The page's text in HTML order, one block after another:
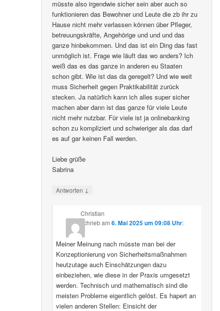
müsste also irgendwie sicher sein aber auch so
funktionieren das Bewohner und Leute die zb ihr zu
Hause nicht mehr verlassen können über Pfleger,
betreuungskräfte, Angehörige und und und das
ganze hinbekommen. Und das ist ein Ding das fast
unmöglich ist. Frage wie läuft das wo anders? Ich
weiß das es das ganze in anderen eu Staaten
schon gibt. Wie ist das da geregelt? Und wie weit
muss Sicherheit gegen Praktikabilität zurück
stecken. Ja natürlich kann ich alles super sicher
machen aber dann ist das ganze für viele Leute
nicht mehr nutzbar. Für viele ist ja onlinebanking
schon zu kompliziert und schwieriger als das darf
es auf gar keinen Fall werden.
Liebe grüße
Sabrina
Antworten ↓
Christian
schriebam 6. Mai 2025 um 09:08 Uhr:
Meiner Meinung nach müsste man bei der
Konzeptionierung von Sicherheitsmaßnahmen
heutzutage auch Einschätzungen dazu
einbeziehen, wie diese in der Praxis umgesetzt
werden. Technisch und mathematisch sind die
meisten Probleme eigentlich gelöst. Es hapert an
vielen anderen Stellen: Einsicht der